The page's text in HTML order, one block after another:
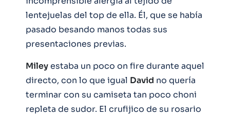
lentejuelas del top de ella. Él, que se había
pasado besando manos todas sus
presentaciones previas.
Mileyestaba un poco on fire durante aquel
directo, con lo que igual David no quería
terminar con su camiseta tan poco choni
repleta de sudor. El crufijico de su rosario